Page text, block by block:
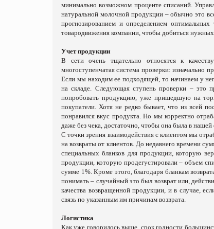
минимально возможном проценте списаний.
натуральной молочной продукции – обычно это
прогнозированием и определением
товародвижения компании, чтобы добиться нужных
Учет продукции
В сетиочень тщательно относятсяк
многоступенчатая система проверки: изначально
Если мы находим ее подходящей, то начинаем у
на складе. Следующая ступень проверки – это
попробовать продукцию, уже пришедшую на
покупатели. Хотя не редко бывает, что из всей
понравился вкус продукта. Но мы корректно
даже без чека, достаточно, чтобы она была в нашей
С точки зрения взаимодействия с клиентом мы
на возвраты от клиентов. До недавнего времени
специальных бланков для продукции, которую
продукции, которую продегустировали – объем
сумме 1%. Кроме этого, благодаря бланкам
понимать – случайный это был возврат или,
качества возвращенной продукции, и в случае,
связь по указанным им причинам возврата.
Логистика
Как уже говорилось выше, срок годности